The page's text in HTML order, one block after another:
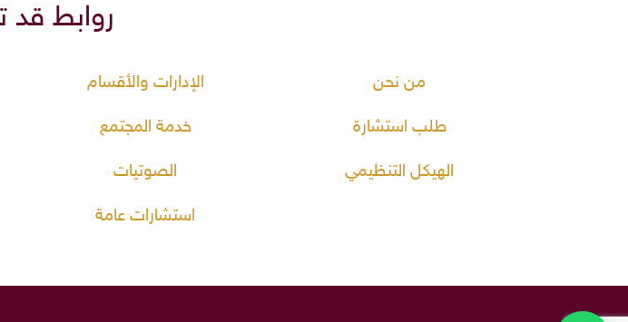
روابط
من نحن
طلب استشارة
الهيكل التنظيمي
الإدارات والأقسام
خدمة المجتمع
الصوتيات
استشارات عامة